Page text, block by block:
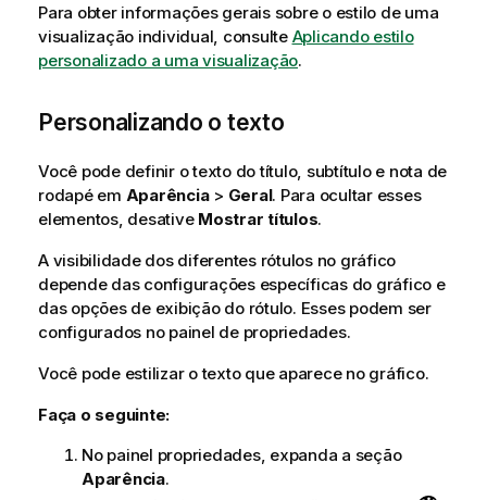
Para obter informações gerais sobre o estilo de uma
visualização individual, consulte Aplicando estilo
personalizado a uma visualização.
Personalizando o texto
Você pode definir o texto do título, subtítulo e nota de
rodapé em Aparência> Geral. Para ocultar esses
elementos, desative Mostrar títulos.
A visibilidade dos diferentes rótulos no gráfico
depende das configurações específicas do gráfico e
das opções de exibição do rótulo. Esses podem ser
configurados no painel de propriedades.
Você pode estilizar o texto que aparece no gráfico.
Faça o seguinte:
No painel propriedades, expanda a seção
Aparência.